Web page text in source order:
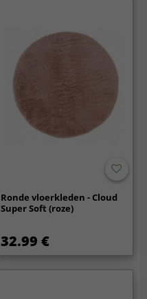
Ronde vloerkleden - Cloud
Super Soft (roze)
32.99 €